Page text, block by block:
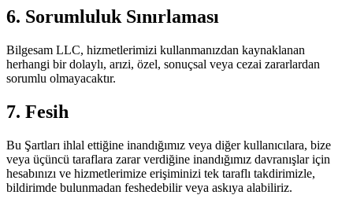
6. Sorumluluk Sınırlaması
Bilgesam LLC, hizmetlerimizi kullanmanızdan kaynaklanan
herhangi bir dolaylı, arızi, özel, sonuçsal veya cezai zararlardan
sorumlu olmayacaktır.
7. Fesih
Bu Şartları ihlal ettiğine inandığımız veya diğer kullanıcılara, bize
veya üçüncü taraflara zarar verdiğine inandığımız davranışlar için
hesabınızı ve hizmetlerimize erişiminizi tek taraflı takdirimizle,
bildirimde bulunmadan feshedebilir veya askıya alabiliriz.